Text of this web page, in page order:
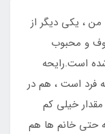
من ، یکی دیگر از
و محبوب
در سال 2015 تولید شده است.رایحه
فرد است ، هم در
خیلی کم
حتی خانم ها هم